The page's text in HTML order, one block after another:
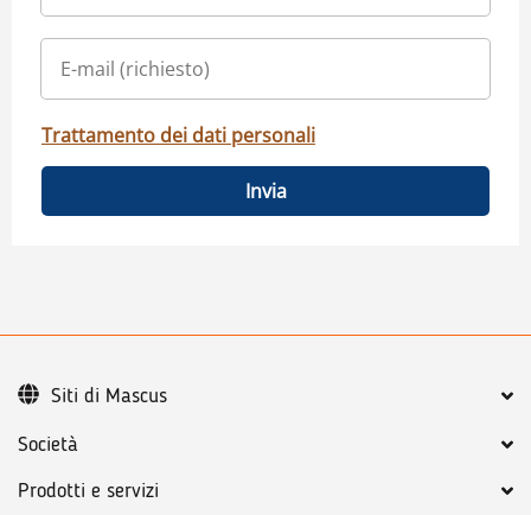
Trattamento dei dati personali
Invia
Società
Prodotti e servizi
Siti di Mascus